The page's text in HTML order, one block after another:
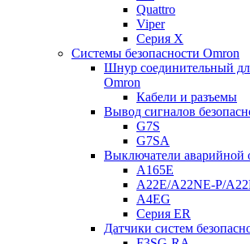
Quattro
Viper
Серия X
Системы безопасности Omron
Шнур соединительный
Omron
Кабели и разъемы
Вывод сигналов
G7S
G7SA
Выключатели аварийной
A165E
A22E/A22NE-P/
A4EG
Серия ER
Датчики систем